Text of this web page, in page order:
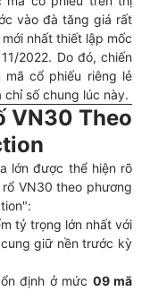
vào đà tăng giá rất
nhất thiết lập mốc
2022. Do đó, chiến
cổ phiếu riêng lẻ
số chung lúc này.
VN30 Theo
lớn được thể hiện rõ
VN30 theo phương
tỷ trọng lớn nhất với
giữ nền trước kỳ
định ở mức 09 mã